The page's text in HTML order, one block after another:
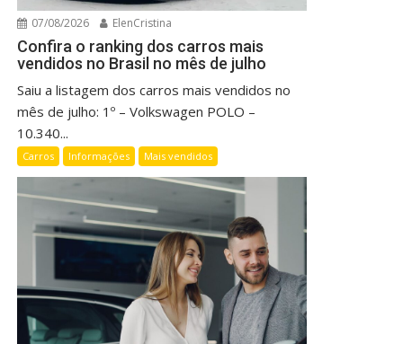
07/08/2026 ElenCristina
Confira o ranking dos carros mais
vendidos no Brasil no mês de julho
Saiu a listagem dos carros mais vendidos no
mês de julho: 1º – Volkswagen POLO –
10.340...
Carros Informações Mais vendidos